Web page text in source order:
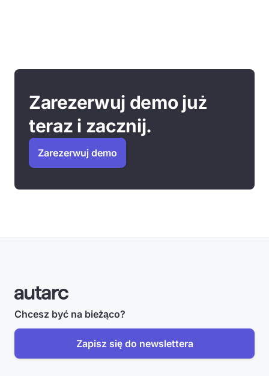
Zarezerwuj demo już
teraz i zacznij.
Zarezerwuj demo
Chcesz być na bieżąco?
Zapisz się do newslettera